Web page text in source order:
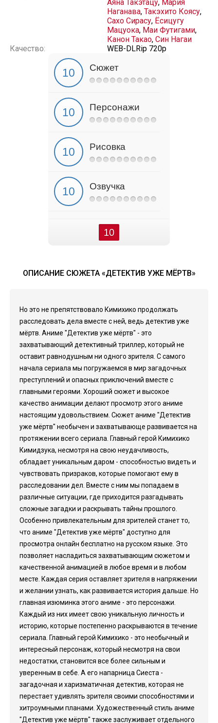
Аяна Такэтацу, Мария
Наганава, Такэхито Коясу,
Сахо Сирасу, Ёсицугу
Мацуока, Маи Футигами,
Канон Такао, Син Нагаи
Качество:
WEB-DLRip 720p
Сюжет
Персонажи
Рисовка
Озвучка
10
ОПИСАНИЕ СЮЖЕТА «ДЕТЕКТИВ УЖЕ МЁРТВ»
Но это не препятствовало Кимихико продолжать
расследовать дела вместе с ней, ведь детектив уже
мёртв. Аниме "Детектив уже мёртв" - это
захватывающий детективный триллер, который не
оставит равнодушным ни одного зрителя. С самого
начала сериала мы погружаемся в мир загадочных
преступлений и опасных приключений вместе с
главными героями. Хороший сюжет и высокое
качество анимации делают просмотр этого аниме
настоящим удовольствием. Сюжет аниме "Детектив
уже мёртв" необычен и захватывающе развивается на
протяжении всего сериала. Главный герой Кимихико
Кимидзука, несмотря на свою неудачливость,
обладает уникальным даром - способностью видеть и
чувствовать призраков, которые помогают ему в
расследовании дел. Вместе с ним мы попадаем в
различные ситуации, где приходится разгадывать
сложные загадки и раскрывать тайны прошлого.
Особенно привлекательным для зрителей станет то,
что аниме "Детектив уже мёртв" доступно для
просмотра онлайн бесплатно на русском языке. Это
позволяет насладиться захватывающим сюжетом и
качественной анимацией в любое время и в любом
месте. Каждая серия оставляет зрителя в напряжении
и желании узнать, как развивается история дальше. Но
главная изюминка этого аниме - это персонажи.
Каждый из них имеет свою уникальную личность и
историю, которые постепенно раскрываются в течение
сериала. Главный герой Кимихико - это необычный и
интересный персонаж, который несмотря на свои
недостатки, становится все более сильным и
уверенным в себе. А его напарница Сиеста -
загадочная и харизматичная детектив, которая не
перестает удивлять зрителя своими способностями и
хитроумными планами. Художественный стиль аниме
"Детектив уже мёртв" также заслуживает отдельного